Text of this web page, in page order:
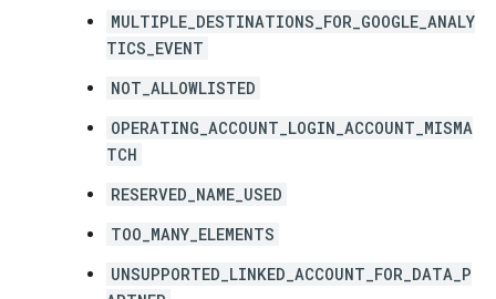
MULTIPLE_DESTINATIONS_FOR_GOOGLE_ANALY
TICS_EVENT
NOT_ALLOWLISTED
OPERATING_ACCOUNT_LOGIN_ACCOUNT_MISMA
TCH
RESERVED_NAME_USED
TOO_MANY_ELEMENTS
UNSUPPORTED_LINKED_ACCOUNT_FOR_DATA_P